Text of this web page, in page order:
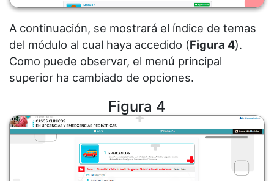
A continuación, se mostrará el índice de temas
del módulo al cual haya accedido (Figura 4).
Como puede observar, el menú principal
superior ha cambiado de opciones.
Figura 4